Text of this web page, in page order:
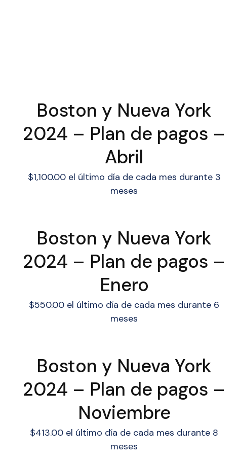
Boston y Nueva York
2024 – Plan de pagos –
Abril
$1,100.00 el último día de cada mes durante 3
meses
Boston y Nueva York
2024 – Plan de pagos –
Enero
$550.00 el último día de cada mes durante 6
meses
Boston y Nueva York
2024 – Plan de pagos –
Noviembre
$413.00 el último día de cada mes durante 8
meses